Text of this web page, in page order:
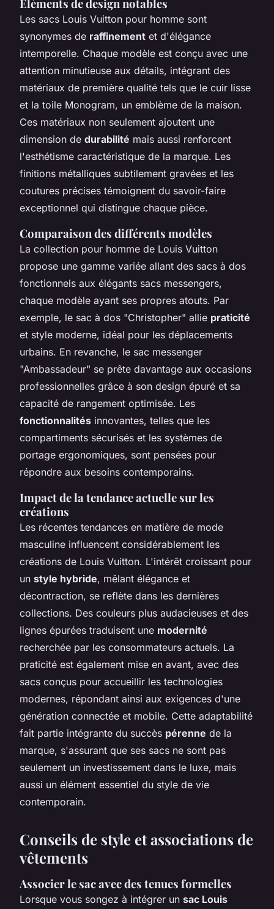
Éléments de design notables
Les sacs Louis Vuitton pour homme sont
synonymes de raffinement et d'élégance
intemporelle. Chaque modèle est conçu avec une
attention minutieuse aux détails, intégrant des
matériaux de première qualité tels que le cuir lisse
et la toile Monogram, un emblème de la maison.
Ces matériaux non seulement ajoutent une
dimension de durabilité mais aussi renforcent
l'esthétisme caractéristique de la marque. Les
finitions métalliques subtilement gravées et les
coutures précises témoignent du savoir-faire
exceptionnel qui distingue chaque pièce.
Comparaison des différents modèles
La collection pour homme de Louis Vuitton
propose une gamme variée allant des sacs à dos
fonctionnels aux élégants sacs messengers,
chaque modèle ayant ses propres atouts. Par
exemple, le sac à dos "Christopher" allie praticité
et style moderne, idéal pour les déplacements
urbains. En revanche, le sac messenger
"Ambassadeur" se prête davantage aux occasions
professionnelles grâce à son design épuré et sa
capacité de rangement optimisée. Les
fonctionnalités innovantes, telles que les
compartiments sécurisés et les systèmes de
portage ergonomiques, sont pensées pour
répondre aux besoins contemporains.
Impact de la tendance actuelle sur les
créations
Les récentes tendances en matière de mode
masculine influencent considérablement les
créations de Louis Vuitton. L'intérêt croissant pour
un style hybride, mêlant élégance et
décontraction, se reflète dans les dernières
collections. Des couleurs plus audacieuses et des
lignes épurées traduisent une modernité
recherchée par les consommateurs actuels. La
praticité est également mise en avant, avec des
sacs conçus pour accueillir les technologies
modernes, répondant ainsi aux exigences d'une
génération connectée et mobile. Cette adaptabilité
fait partie intégrante du succès pérenne de la
marque, s'assurant que ses sacs ne sont pas
seulement un investissement dans le luxe, mais
aussi un élément essentiel du style de vie
contemporain.
Conseils de style et associations de
vêtements
Associer le sac avec des tenues formelles
Lorsque vous songez à intégrer un sac Louis